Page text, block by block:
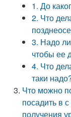
1. До
2. Что
3. Надо
чтобы ее
4. Что
таки
Что можно
посадить в
получения